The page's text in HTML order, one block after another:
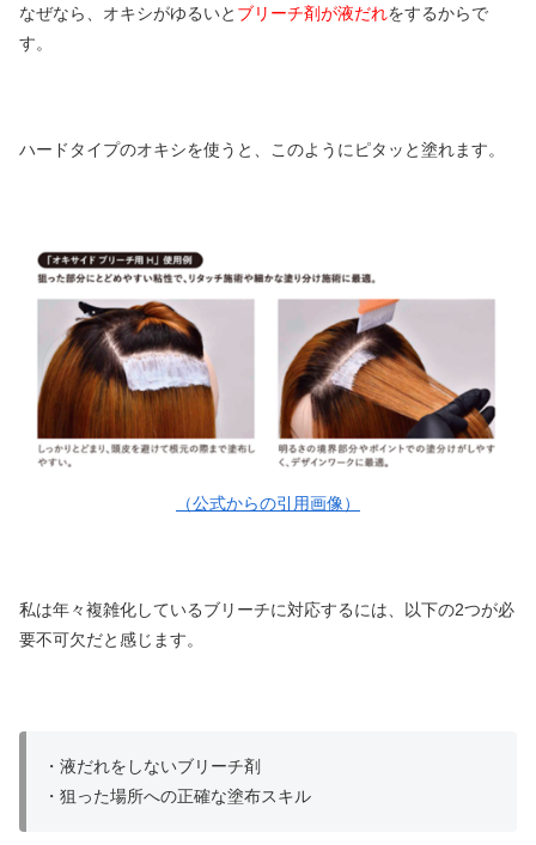
なぜなら、オキシがゆるいと ブリーチ剤が液だれをするからで
す。
ハードタイプのオキシを使うと、このようにピタッと塗れます。
（公式からの引用画像）
私は年々複雑化しているブリーチに対応するには、以下の2つが必
要不可欠だと感じます。
・液だれをしないブリーチ剤
・狙った場所への正確な塗布スキル